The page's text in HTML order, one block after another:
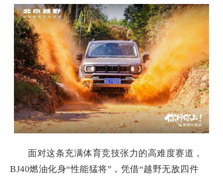
面对这条充满体育竞技张力的高难度赛道，
BJ40燃油化身“性能猛将”，凭借“越野无敌四件